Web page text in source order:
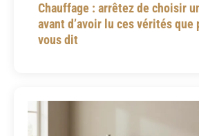
Chauffage : arrêtez de choisir
avant d’avoir lu ces vérités que
vous dit